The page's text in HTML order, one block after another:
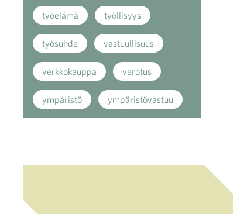
työelämä työllisyys
työsuhde vastuullisuus
verkkokauppa verotus
ympäristö ympäristövastuu